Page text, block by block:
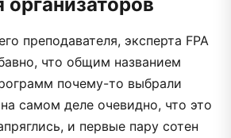
преподавателя, эксперта FPA
что общим названием
почему-то выбрали
самом деле очевидно, что это
и первые пару сотен